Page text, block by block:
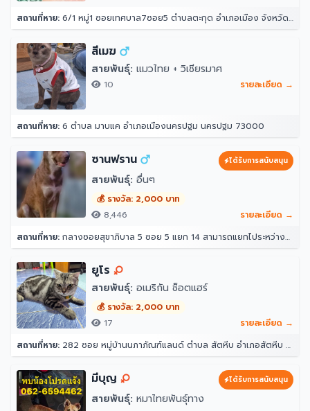
สถานที่หาย: 6/1 หมู่1 ซอยเทศบาล7ซอย5 ตำบลตะกุด อำเภอเมือง จังหวัดสระบุรี
สีเมฆ
สายพันธุ์: แมวไทย + วิเชียรมาศ
10 รายละเอียด →
สถานที่หาย: 6 ตำบล มาบแค อำเภอเมืองนครปฐม นครปฐม 73000
ซานฟราน ได้รับการสนับสนุน
สายพันธุ์: อื่นๆ
💰 รางวัล: 2,000 บาท
8,446
รายละเอียด →
สถานที่หาย: กลางซอยสุขาภิบาล 5 ซอย 5 แยก 14 สามารถแยกไประหว่างซอย 12 กับ 16 ได้ หน้าปากซอยแยก 14 เป็นร้านขายวัสดุ ตรงข้ามแยก 16 เป็นซอยที่มีร้านอาหาร หมาเยอะเป็นฝูง 10 กว่าตัว(อาศัยอยู่ในป่า ไม่ดุ) 33 สุขาภิบาล 5 ซอย 5 แยก 14 แขวง ท่าแร้ง เขตบางเขน กรุงเทพมหานคร 10220 ประเทศไทย
ยูโร
สายพันธุ์: อเมริกัน ช็อตแฮร์
💰 รางวัล: 2,000 บาท
17
รายละเอียด →
สถานที่หาย: 282 ซอย หมู่บ้านนภาภัณฑ์แลนด์ ตำบล สัตหีบ อำเภอสัตหีบ ชลบุรี 20180
มีบุญ ได้รับการสนับสนุน
สายพันธุ์: หมาไทยพันธุ์ทาง